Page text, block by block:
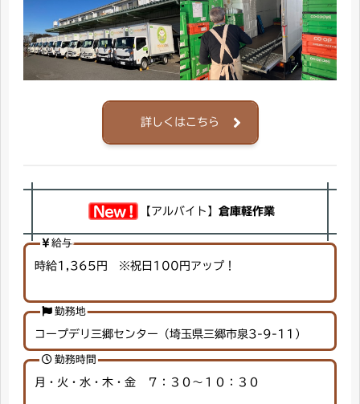
詳しくはこちら
【アルバイト】 倉庫軽作業
給与
時給1,365円 ※祝日100円アップ！
勤務地
コープデリ三郷センター（埼玉県三郷市泉3-9-11）
勤務時間
月・火・水・木・金 ７：３０～１０：３０